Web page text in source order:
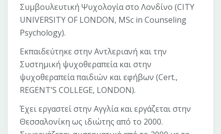
Συμβουλευτική Ψυχολογία στο Λονδίνο (CITY
UNIVERSITY OF LONDON, MSc in Counseling
Psychology).
Εκπαιδεύτηκε στην Αντλεριανή και την
Συστημική ψυχοθεραπεία και στην
ψυχοθεραπεία παιδιών και εφήβων (Cert.,
REGENT’S COLLEGE, LONDON).
Έχει εργαστεί στην Αγγλία και εργάζεται στην
Θεσσαλονίκη ως ιδιώτης από το 2000.